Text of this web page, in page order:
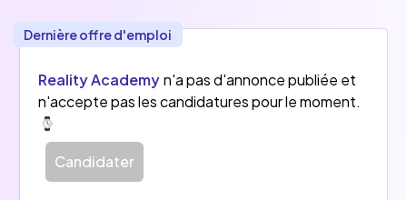
Dernière offre d'emploi
Reality Academy n'a pas d'annonce publiée et
n'accepte pas les candidatures pour le moment.
Candidater